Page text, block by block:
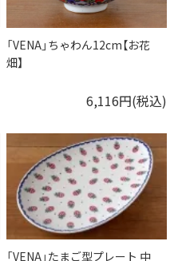
「VENA」ちゃわん12cm【お花
畑】
6,116円(税込)
「VENA」たまご型プレート 中